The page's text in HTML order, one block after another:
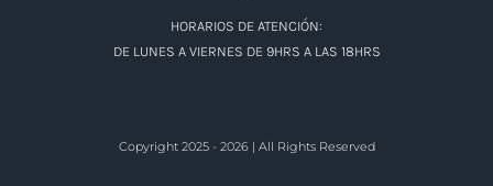
HORARIOS DE ATENCIÓN:
DE LUNES A VIERNES DE 9HRS A LAS 18HRS
Copyright 2025 - 2026 | All Rights Reserved